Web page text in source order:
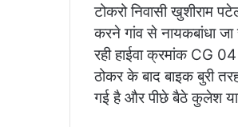
टोकरो निवासी
करने गांव से नायकबांधा
रही हाईवा क्रमांक CG
ठोकर के बाद बाइक बुरी
गई है और पीछे बैठे कुलेश